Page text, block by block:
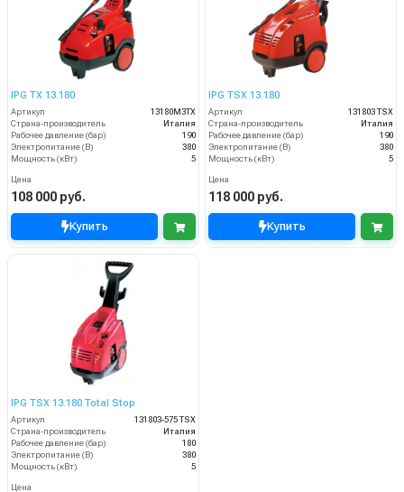
IPG TX 13.180
Артикул
13180M3TX
Страна-производитель
Италия
Рабочее давление (бар)
190
Электропитание (В)
380
Мощность (кВт)
5
Цена
108 000 руб.
Купить
IPG TSX 13.180
Артикул
131803 TSX
Страна-производитель
Италия
Рабочее давление (бар)
190
Электропитание (В)
380
Мощность (кВт)
5
Цена
118 000 руб.
Купить
IPG TSX 13.180 Total Stop
Артикул
131803-575 TSX
Страна-производитель
Италия
Рабочее давление (бар)
180
Электропитание (В)
380
Мощность (кВт)
5
Цена